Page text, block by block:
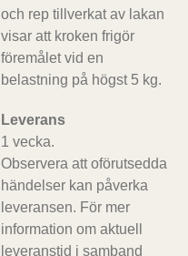
och rep tillverkat av lakan
visar att kroken frigör
föremålet vid en
belastning på högst 5 kg.
Leverans
1 vecka.
Observera att oförutsedda
händelser kan påverka
leveransen. För mer
information om aktuell
leveranstid i samband